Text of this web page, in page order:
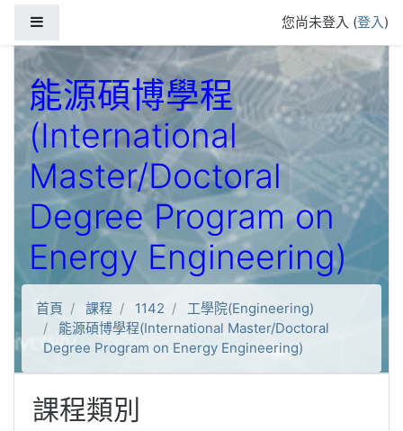
您尚未登入 (登入)
能源碩博學程
(International
Master/Doctoral
Degree Program on
Energy Engineering)
首頁 課程 1142
工學院(Engineering)
能源碩博學程(International Master/Doctoral
Degree Program on Energy Engineering)
課程類別